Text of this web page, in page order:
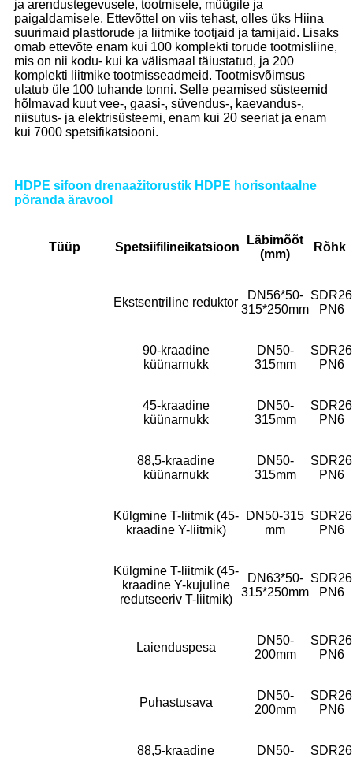
ja arendustegevusele, tootmisele, müügile ja
paigaldamisele. Ettevõttel on viis tehast, olles üks Hiina
suurimaid plasttorude ja liitmike tootjaid ja tarnijaid. Lisaks
omab ettevõte enam kui 100 komplekti torude tootmisliine,
mis on nii kodu- kui ka välismaal täiustatud, ja 200
komplekti liitmike tootmisseadmeid. Tootmisvõimsus
ulatub üle 100 tuhande tonni. Selle peamised süsteemid
hõlmavad kuut vee-, gaasi-, süvendus-, kaevandus-,
niisutus- ja elektrisüsteemi, enam kui 20 seeriat ja enam
kui 7000 spetsifikatsiooni.
HDPE sifoon drenaažitorustik HDPE horisontaalne
põranda äravool
Tüüp Spetsiifilineikatsioon
Läbimõõt
(mm)
Rõhk
Ekstsentriline reduktor
DN56*50-
315*250mm
SDR26
PN6
90-kraadine
küünarnukk
DN50-
315mm
SDR26
PN6
45-kraadine
küünarnukk
DN50-
315mm
SDR26
PN6
88,5-kraadine
küünarnukk
DN50-
315mm
SDR26
PN6
Külgmine T-liitmik (45-
kraadine Y-liitmik)
DN50-315
mm
SDR26
PN6
Külgmine T-liitmik (45-
kraadine Y-kujuline
redutseeriv T-liitmik)
DN63*50-
315*250mm
SDR26
PN6
Laienduspesa
DN50-
200mm
SDR26
PN6
Puhastusava
DN50-
200mm
SDR26
PN6
88,5-kraadine
DN50-
SDR26